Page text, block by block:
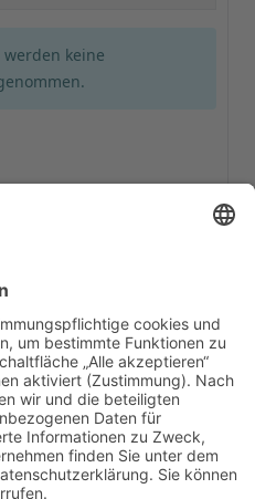
keine
PARTYKELLER